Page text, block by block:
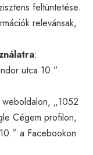
feltüntetése.
relevánsak,
:
utca 10.”
„1052
Cégem profilon,
a Facebookon